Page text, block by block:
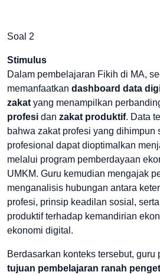
Soal 2
Stimulus
Dalam pembelajaran Fikih di MA,
memanfaatkan dashboard data
zakat yang menampilkan
profesi dan zakat produktif. Data
bahwa zakat profesi yang dihimpun
profesional dapat dioptimalkan
melalui program pemberdayaan
UMKM. Guru kemudian mengajak
menganalisis hubungan antara
profesi, prinsip keadilan sosial,
produktif terhadap kemandirian
ekonomi digital.
Berdasarkan konteks tersebut, guru
tujuan pembelajaran ranah